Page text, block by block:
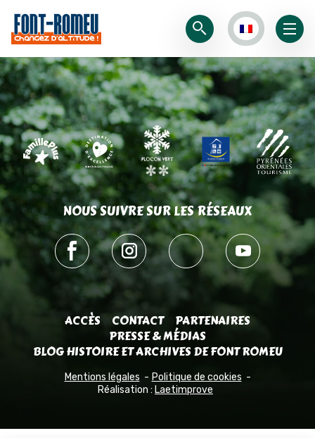
NOUS SUIVRE SUR LES RÉSEAUX
ACCÈS CONTACT
PARTENAIRES
PRESSE & MÉDIAS
BLOG HISTOIRE ET ARCHIVES DE FONT ROMEU
Mentions légales
Politique de cookies
Réalisation : Laetimprove